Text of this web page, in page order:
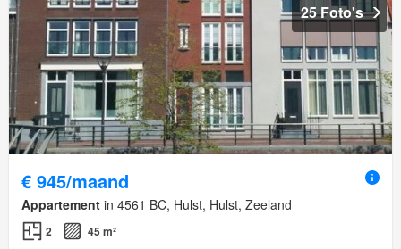
25 Foto's
€ 945/maand
Appartement in 4561 BC, Hulst, Hulst, Zeeland
2 45 m²